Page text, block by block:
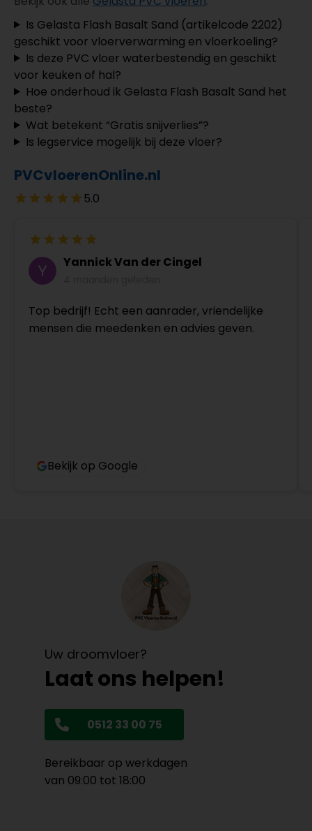
Is Gelasta Flash Basalt Sand (artikelcode 2202)
geschikt voor vloerverwarming en vloerkoeling?
Is deze PVC vloer waterbestendig en geschikt
voor keuken of hal?
Hoe onderhoud ik Gelasta Flash Basalt Sand het
beste?
Wat betekent “Gratis snijverlies”?
Is legservice mogelijk bij deze vloer?
PVCvloerenOnline.nl
5.0
Yannick Van der Cingel
Top bedrijf! Echt een aanrader, vriendelijke
mensen die meedenken en advies geven.
Bekijk op Google
Uw droomvloer?
Laat ons helpen!
0512 33 00 75
Bereikbaar op werkdagen
van 09:00 tot 18:00